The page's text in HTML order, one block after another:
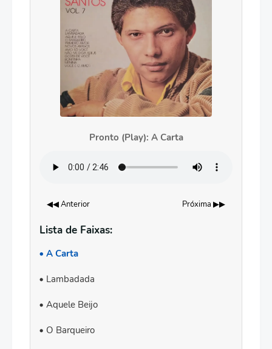
Pronto (Play): A Carta
◀◀ Anterior Próxima ▶▶
Lista de Faixas:
A Carta
Lambadada
Aquele Beijo
O Barqueiro